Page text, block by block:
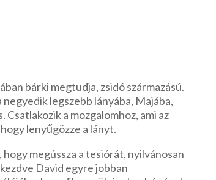
bárki megtudja, zsidó származású.
negyedik legszebb lányába, Majába,
a mozgalomhoz, ami az
lenyűgözze a lányt.
megússza a tesiórát, nyilvánosan
David egyre jobban